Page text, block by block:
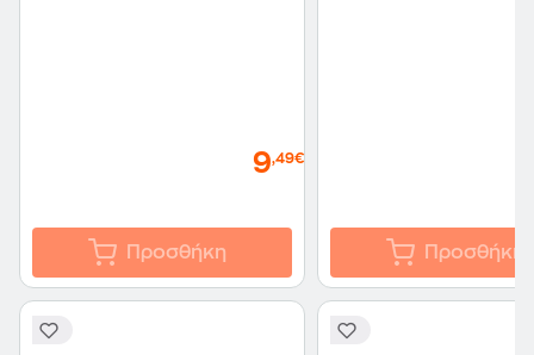
9,49€
Προσθήκη Προσθήκη